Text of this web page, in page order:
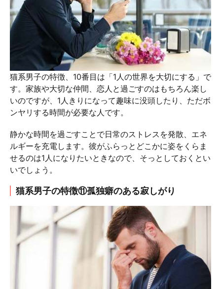
猫系男子の特徴、10番目は「1人の世界を大切にする」で
す。家族や大切な仲間、恋人と過ごすのはもちろん楽し
いのですが、1人きりになって趣味に没頭したり、ただボ
ンヤリする時間が必要な人です。
静かな時間を過ごすことで日常のストレスを発散、エネ
ルギーを充電します。彼がふらっとどこかに姿をくらま
せるのは1人になりたいときなので、そっとしておくとい
いでしょう。
猫系男子の特徴⑪孤独癖のある寂しがり